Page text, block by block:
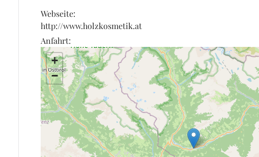
Webseite:
http://www.holzkosmetik.at
Anfahrt:
+
−